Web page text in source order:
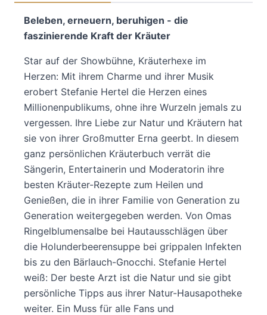
Beleben, erneuern, beruhigen - die
faszinierende Kraft der Kräuter
Star auf der Showbühne, Kräuterhexe im
Herzen: Mit ihrem Charme und ihrer Musik
erobert Stefanie Hertel die Herzen eines
Millionenpublikums, ohne ihre Wurzeln jemals zu
vergessen. Ihre Liebe zur Natur und Kräutern hat
sie von ihrer Großmutter Erna geerbt. In diesem
ganz persönlichen Kräuterbuch verrät die
Sängerin, Entertainerin und Moderatorin ihre
besten Kräuter-Rezepte zum Heilen und
Genießen, die in ihrer Familie von Generation zu
Generation weitergegeben werden. Von Omas
Ringelblumensalbe bei Hautausschlägen über
die Holunderbeerensuppe bei grippalen Infekten
bis zu den Bärlauch-Gnocchi. Stefanie Hertel
weiß: Der beste Arzt ist die Natur und sie gibt
persönliche Tipps aus ihrer Natur-Hausapotheke
weiter. Ein Muss für alle Fans und